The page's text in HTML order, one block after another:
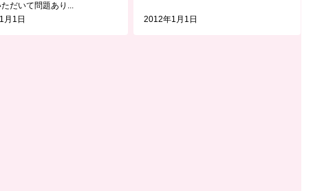
だいて問題あり...
月1日
2012年1月1日